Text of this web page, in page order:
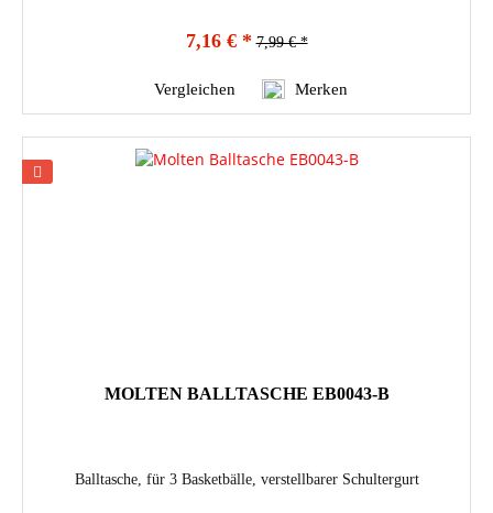
7,16 € * 7,99 € *
Vergleichen Merken
MOLTEN BALLTASCHE EB0043-B
Balltasche, für 3 Basketbälle, verstellbarer Schultergurt